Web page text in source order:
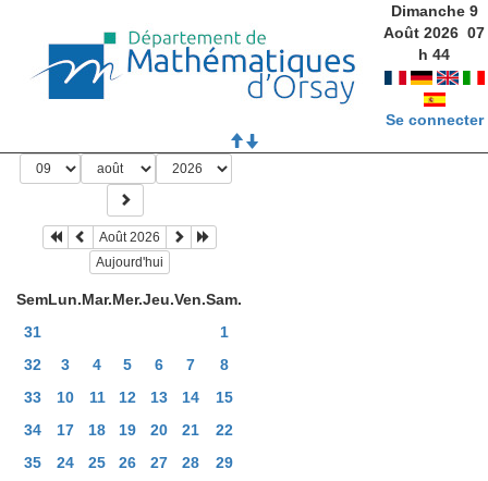
Dimanche 9
Août 2026 07
h44
Se connecter
Août 2026
Aujourd'hui
SemLun.Mar.Mer.Jeu.Ven.Sam.
31
1
32
3 4 5 6 7
8
33
10 11 12 13 14
15
34
17 18 19 20 21
22
35
24 25 26 27 28
29